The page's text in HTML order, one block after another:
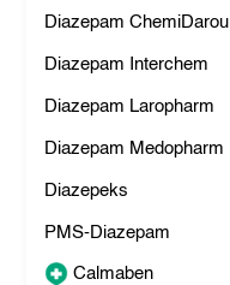
Diazepam ChemiDarou
Diazepam Interchem
Diazepam Laropharm
Diazepam Medopharm
Diazepeks
PMS-Diazepam
Calmaben